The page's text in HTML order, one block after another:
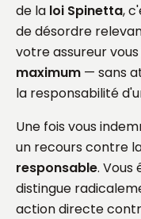
de la loi Spinetta,
de désordre
votre assureur
maximum — sans
la responsabilité
Une fois vous
un recours contre
responsable. Vous
distingue
action directe